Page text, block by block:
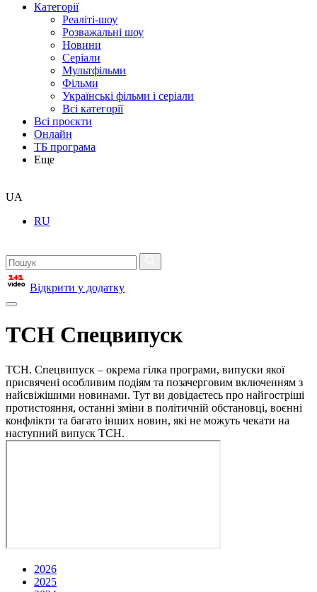
Категорії
Реаліті-шоу
Розважальні шоу
Новини
Серіали
Мультфільми
Фільми
Українські фільми і серіали
Всі категорії
Всі проєкти
Онлайн
ТБ програма
Еще
UA
RU
Відкрити у додатку
ТСН Спецвипуск
ТСН. Спецвипуск – окрема гілка програми, випуски якої
присвячені особливим подіям та позачерговим включенням з
найсвіжішими новинами. Тут ви довідаєтесь про найгостріші
протистояння, останні зміни в політичній обстановці, воєнні
конфлікти та багато інших новин, які не можуть чекати на
наступний випуск ТСН.
2026
2025